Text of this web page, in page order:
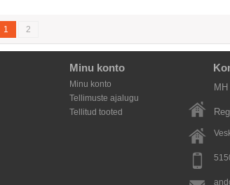
1 2
Minu konto
Minu konto
Tellimuste ajalugu
Tellitud tooted